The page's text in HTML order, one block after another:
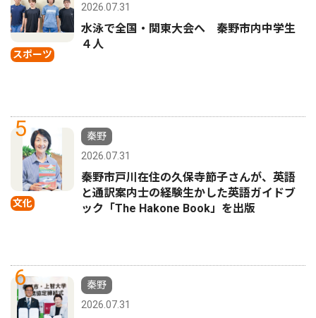
スポーツ
2026.07.31
水泳で全国・関東大会へ 秦野市内中学生
４人
5
文化
秦野
2026.07.31
秦野市戸川在住の久保寺節子さんが、英語
と通訳案内士の経験生かした英語ガイドブ
ック「The Hakone Book」を出版
6
秦野
2026.07.31